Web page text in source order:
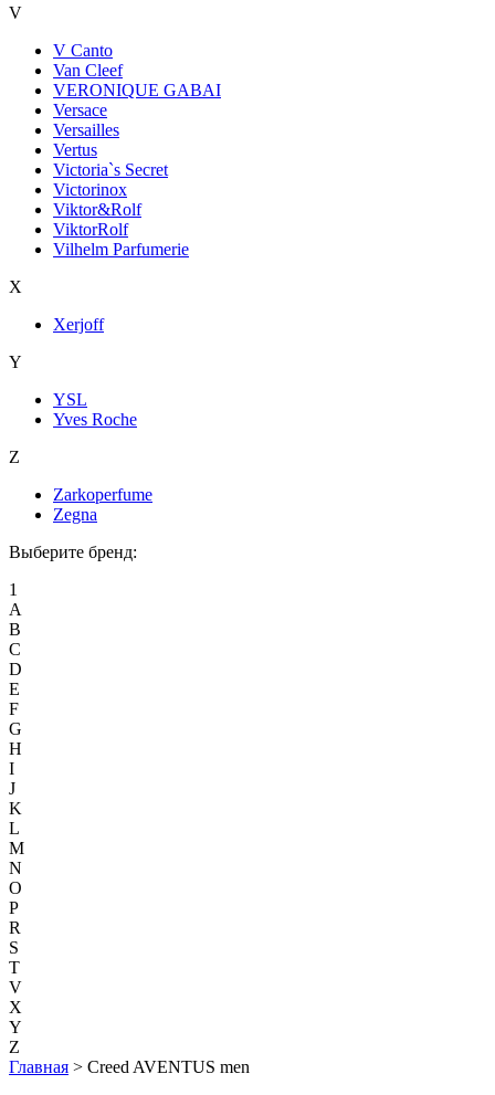
V
V Canto
Van Cleef
VERONIQUE GABAI
Versace
Versailles
Vertus
Victoria`s Secret
Victorinox
Viktor&Rolf
ViktorRolf
Vilhelm Parfumerie
X
Xerjoff
Y
YSL
Yves Roche
Z
Zarkoperfume
Zegna
Выберите бренд:
1
A
B
C
D
E
F
G
H
I
J
K
L
M
N
O
P
R
S
T
V
X
Y
Z
Главная > Creed AVENTUS men